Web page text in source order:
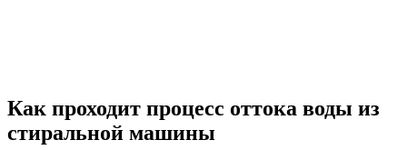
Как проходит процесс оттока воды из
стиральной машины